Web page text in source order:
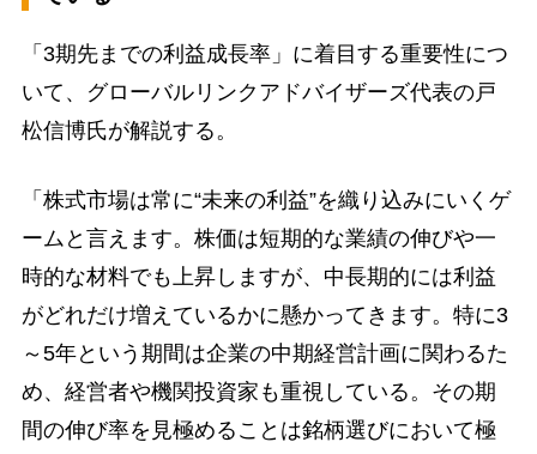
「3期先までの利益成長率」に着目する重要性につ
いて、グローバルリンクアドバイザーズ代表の戸
松信博氏が解説する。
「株式市場は常に“未来の利益”を織り込みにいくゲ
ームと言えます。株価は短期的な業績の伸びや一
時的な材料でも上昇しますが、中長期的には利益
がどれだけ増えているかに懸かってきます。特に3
～5年という期間は企業の中期経営計画に関わるた
め、経営者や機関投資家も重視している。その期
間の伸び率を見極めることは銘柄選びにおいて極